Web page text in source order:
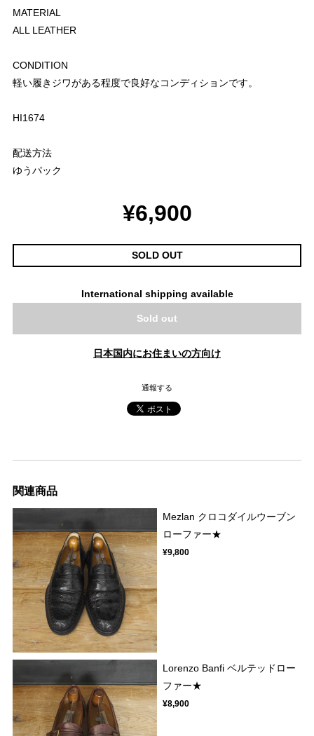
MATERIAL
ALL LEATHER
CONDITION
軽い履きジワがある程度で良好なコンディションです。
HI1674
配送方法
ゆうパック
¥6,900
SOLD OUT
International shipping available
Sold out
日本国内にお住まいの方向け
通報する
関連商品
Mezlan クロコダイルウーブン
ローファー★
¥9,800
Lorenzo Banfi ベルテッドロー
ファー★
¥8,900